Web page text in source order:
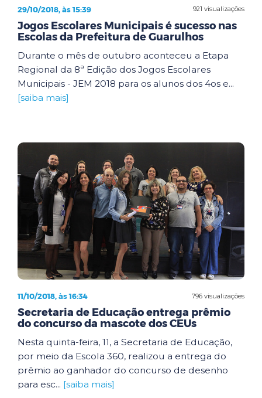
921 visualizações
29/10/2018, às 15:39
Jogos Escolares Municipais é sucesso nas
Escolas da Prefeitura de Guarulhos
Durante o mês de outubro aconteceu a Etapa
Regional da 8ª Edição dos Jogos Escolares
Municipais - JEM 2018 para os alunos dos 4os e...
[saiba mais]
796 visualizações
11/10/2018, às 16:34
Secretaria de Educação entrega prêmio
do concurso da mascote dos CEUs
Nesta quinta-feira, 11, a Secretaria de Educação,
por meio da Escola 360, realizou a entrega do
prêmio ao ganhador do concurso de desenho
para esc... [saiba mais]